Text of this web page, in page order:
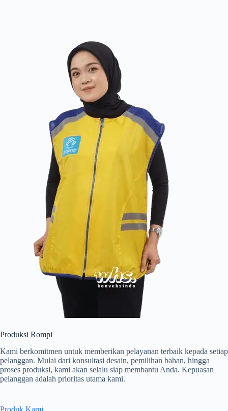
Produksi Rompi
Kami berkomitmen untuk memberikan pelayanan terbaik kepada setiap
pelanggan. Mulai dari konsultasi desain, pemilihan bahan, hingga
proses produksi, kami akan selalu siap membantu Anda. Kepuasan
pelanggan adalah prioritas utama kami.
Produk Kami